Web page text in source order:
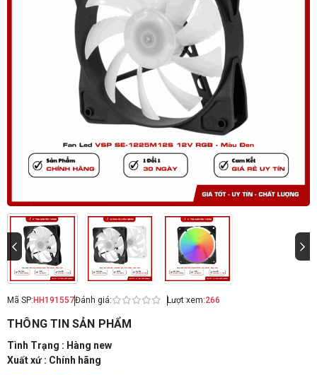
Mã SP: HH191557Đánh giá: Lượt xem:266
THÔNG TIN SẢN PHẨM
Tình Trạng : Hàng new
Xuất xứ : Chính hãng